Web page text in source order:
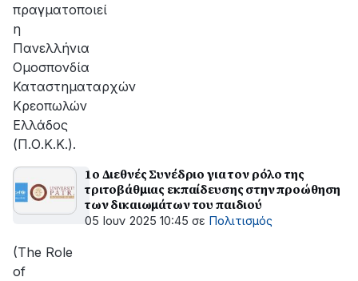
πραγματοποιεί
η
Πανελλήνια
Ομοσπονδία
Καταστηματαρχών
Κρεοπωλών
Ελλάδος
(Π.Ο.Κ.Κ.).
1ο Διεθνές Συνέδριο για τον ρόλο της
τριτοβάθμιας εκπαίδευσης στην προώθηση
των δικαιωμάτων του παιδιού
05 Ιουν 2025 10:45 σε Πολιτισμός
(The Role
of